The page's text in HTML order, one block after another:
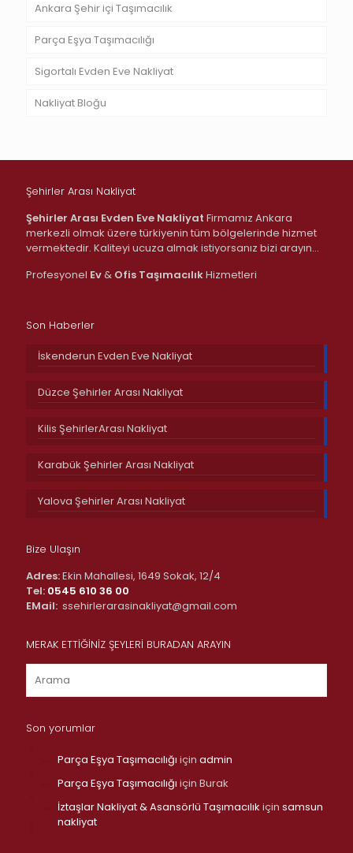
Ankara Şehir içi Taşımacılık
Parça Eşya Taşımacılığı
Sigortalı Evden Eve Nakliyat
Nakliyat Bloğu
Şehirler Arası Nakliyat
Şehirler Arası Evden Eve Nakliyat Firmamız Ankara
merkezli olmak üzere türkiyenin tüm bölgelerinde hizmet
vermektedir. Kaliteyi ucuza almak istiyorsanız bizi arayın…
Profesyonel Ev& Ofis TaşımacılıkHizmetleri
Son Haberler
İskenderun Evden Eve Nakliyat
Düzce Şehirler Arası Nakliyat
Kilis ŞehirlerArası Nakliyat
Karabük Şehirler Arası Nakliyat
Yalova Şehirler Arası Nakliyat
Bize Ulaşın
Adres:Ekin Mahallesi, 1649 Sokak, 12/4
Tel: 0545 610 36 00
EMail: ssehirlerarasinakliyat@gmail.com
MERAK ETTİĞİNİZ ŞEYLERİ BURADAN ARAYIN
Son yorumlar
Parça Eşya Taşımacılığı için admin
Parça Eşya Taşımacılığı için Burak
İztaşlar Nakliyat & Asansörlü Taşımacılık için samsun
nakliyat